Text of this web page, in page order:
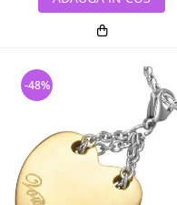
-48%